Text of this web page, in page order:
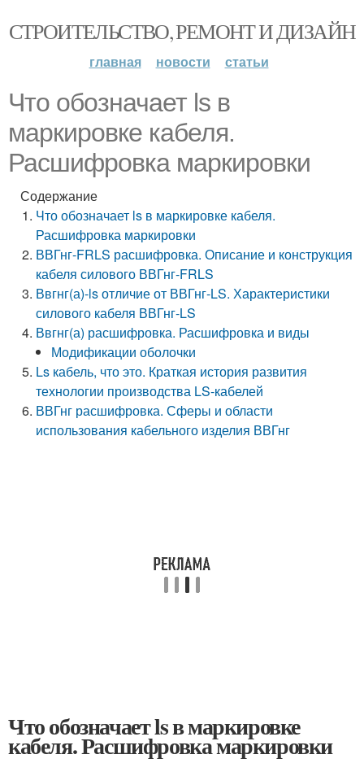
СТРОИТЕЛЬСТВО, РЕМОНТ И ДИЗАЙН
главная новости статьи
Что обозначает ls в
маркировке кабеля.
Расшифровка маркировки
Содержание
Что обозначает ls в маркировке кабеля.
Расшифровка маркировки
ВВГнг-FRLS расшифровка. Описание и конструкция
кабеля силового ВВГнг-FRLS
Ввгнг(а)-ls отличие от ВВГнг-LS. Характеристики
силового кабеля ВВГнг-LS
Ввгнг(а) расшифровка. Расшифровка и виды
Модификации оболочки
Ls кабель, что это. Краткая история развития
технологии производства LS-кабелей
ВВГнг расшифровка. Сферы и области
использования кабельного изделия ВВГнг
Что обозначает ls в маркировке
кабеля. Расшифровка маркировки